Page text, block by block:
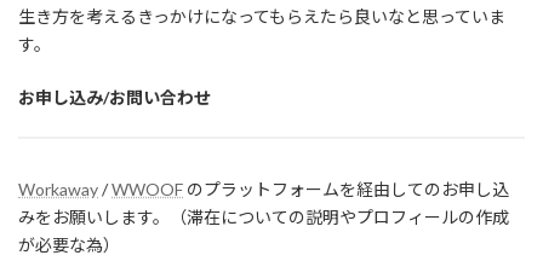
生き方を考えるきっかけになってもらえたら良いなと思っていま
す。
お申し込み/お問い合わせ
Workaway/WWOOF のプラットフォームを経由してのお申し込
みをお願いします。（滞在についての説明やプロフィールの作成
が必要な為）